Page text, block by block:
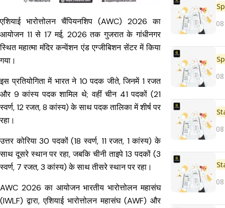
एशियाई भारोत्तोलन चैंपियनशिप (AWC) 2026 का
आयोजन 11 से 17 मई, 2026 तक गुजरात के गांधीनगर
स्थित महात्मा मंदिर कन्वेंशन एंड एग्जीबिशन सेंटर में किया
गया।
इस प्रतियोगिता में भारत ने 10 पदक जीते, जिनमें 1 रजत
और 9 कांस्य पदक शामिल थे; वहीं चीन 41 पदकों (21
स्वर्ण, 12 रजत, 8 कांस्य) के साथ पदक तालिका में शीर्ष पर
रहा।
उत्तर कोरिया 30 पदकों (18 स्वर्ण, 11 रजत, 1 कांस्य) के
साथ दूसरे स्थान पर रहा, जबकि चीनी ताइपे 13 पदकों (3
स्वर्ण, 7 रजत, 3 कांस्य) के साथ तीसरे स्थान पर रहा।
AWC 2026 का आयोजन भारतीय भारोत्तोलन महासंघ
(IWLF) द्वारा, एशियाई भारोत्तोलन महासंघ (AWF) और